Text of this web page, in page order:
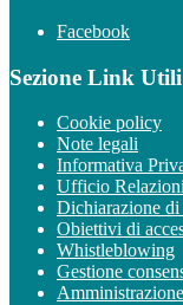
Facebook
Sezione Link Utili
Cookie policy
Note legali
Informativa
Ufficio
Dichiarazione di
Obiettivi di
Whistleblowing
Gestione